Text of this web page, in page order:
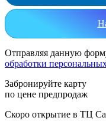
Отправляя данную
обработки
Забронируйте карту
по цене предпродаж
Скоро открытие в ТЦ